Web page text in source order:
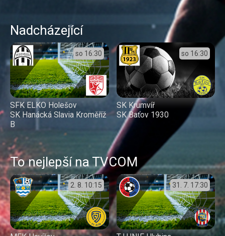
Nadcházející
so 16:30
SFK ELKO Holešov
SK Hanácká Slavia Kroměříž
B
so 16:30
SK Krumvíř
SK Baťov 1930
To nejlepší na TVCOM
2. 8. 10:15 31. 7. 17:30